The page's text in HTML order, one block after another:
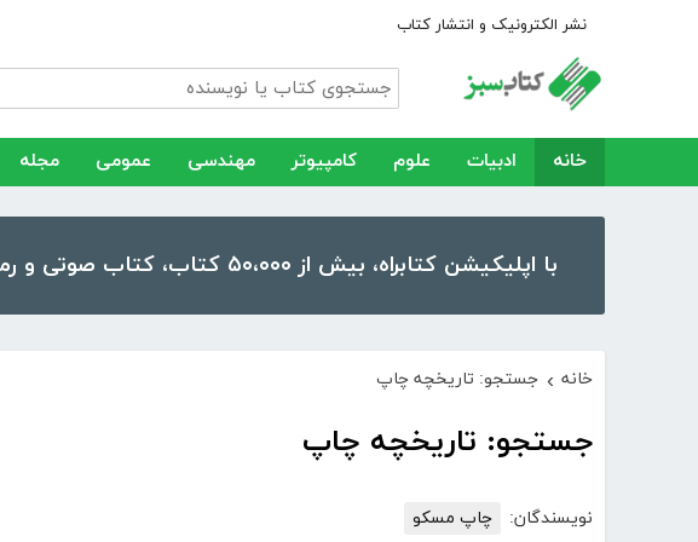
نشر الکترونیک و انتشار کتاب
خانه ادبیات علوم کامپیوتر مهندسی عمومی مجله
با اپلیکیشن کتابراه، بیش از ۵۰،۰۰۰ کتاب، کتاب صوتی و رمان را در موبایل و تبلت خود داشته باشید!
خانه › جستجو: تاریخچه چاپ
جستجو: تاریخچه چاپ
نویسندگان: چاپ مسکو